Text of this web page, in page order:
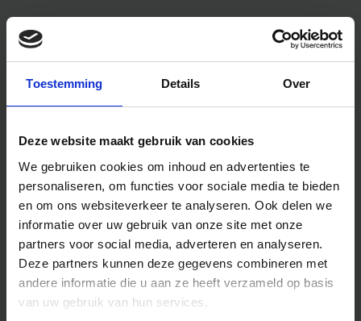
Toestemming Details Over
Deze website maakt gebruik van cookies
We gebruiken cookies om inhoud en advertenties te
personaliseren, om functies voor sociale media te bieden
en om ons websiteverkeer te analyseren. Ook delen we
informatie over uw gebruik van onze site met onze
partners voor social media, adverteren en analyseren.
Deze partners kunnen deze gegevens combineren met
andere informatie die u aan ze heeft verzameld op basis
van uw gebruik van hun services.